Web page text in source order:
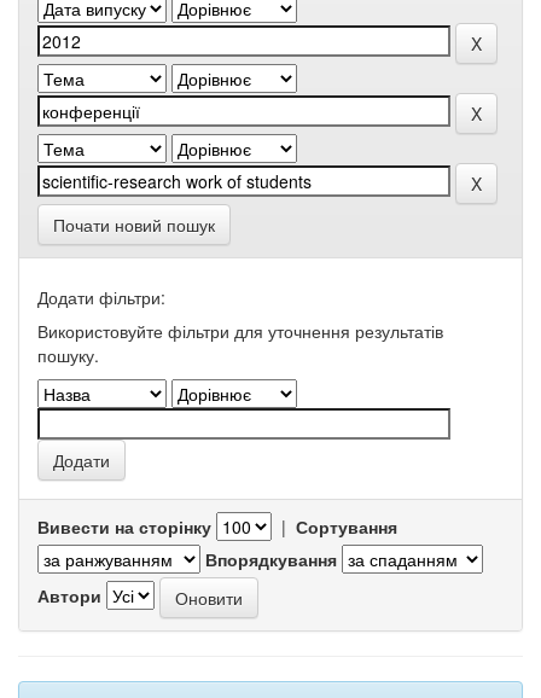
Почати новий пошук
Додати фільтри:
Використовуйте фільтри для уточнення результатів
пошуку.
Вивести на сторінку | Сортування
Впорядкування
Автори